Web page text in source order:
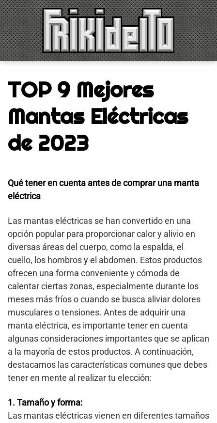
Saltar
al
contenido
TOP 9 Mejores
Mantas Eléctricas
de 2023
Qué tener en cuenta antes de comprar una manta
eléctrica
Las mantas eléctricas se han convertido en una
opción popular para proporcionar calor y alivio en
diversas áreas del cuerpo, como la espalda, el
cuello, los hombros y el abdomen. Estos productos
ofrecen una forma conveniente y cómoda de
calentar ciertas zonas, especialmente durante los
meses más fríos o cuando se busca aliviar dolores
musculares o tensiones. Antes de adquirir una
manta eléctrica, es importante tener en cuenta
algunas consideraciones importantes que se aplican
a la mayoría de estos productos. A continuación,
destacamos las características comunes que debes
tener en mente al realizar tu elección:
1. Tamaño y forma:
Las mantas eléctricas vienen en diferentes tamaños